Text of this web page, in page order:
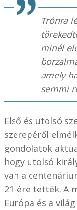
Trónra
minél
amely
semmi
Első és utolsó
szerepéről
gondolatok
hogy utolsó
van a
21-ére tették. A
Európa és a